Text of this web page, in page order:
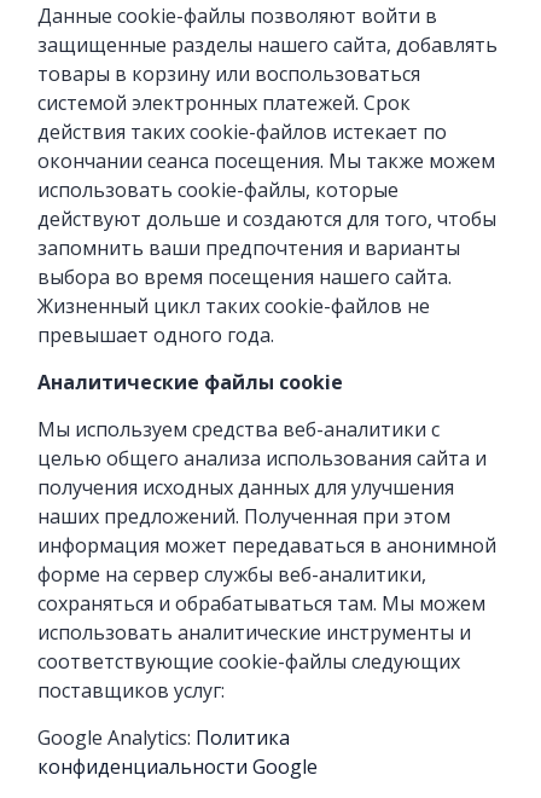
Данные cookie-файлы позволяют войти в
защищенные разделы нашего сайта, добавлять
товары в корзину или воспользоваться
системой электронных платежей. Срок
действия таких cookie-файлов истекает по
окончании сеанса посещения. Мы также можем
использовать cookie-файлы, которые
действуют дольше и создаются для того, чтобы
запомнить ваши предпочтения и варианты
выбора во время посещения нашего сайта.
Жизненный цикл таких cookie-файлов не
превышает одного года.
Аналитические файлы cookie
Мы используем средства веб-аналитики с
целью общего анализа использования сайта и
получения исходных данных для улучшения
наших предложений. Полученная при этом
информация может передаваться в анонимной
форме на сервер службы веб-аналитики,
сохраняться и обрабатываться там. Мы можем
использовать аналитические инструменты и
соответствующие cookie-файлы следующих
поставщиков услуг:
Google Analytics: Политика
конфиденциальности Google